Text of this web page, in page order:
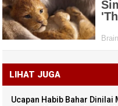
LIHAT JUGA
Ucapan Habib Bahar